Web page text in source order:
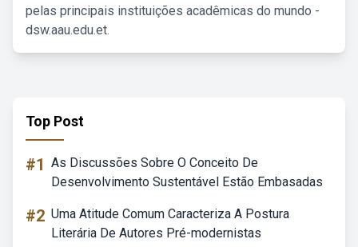
pelas principais instituições acadêmicas do mundo -
dsw.aau.edu.et.
Top Post
#1 As Discussões Sobre O Conceito De
Desenvolvimento Sustentável Estão Embasadas
#2 Uma Atitude Comum Caracteriza A Postura
Literária De Autores Pré-modernistas